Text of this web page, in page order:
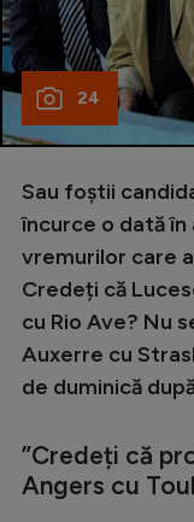
24
Sau foștii
încurce o dată
vremurilor care
Credeți că
cu Rio Ave? Nu
Auxerre cu
de duminică
”Credeți că
Angers cu